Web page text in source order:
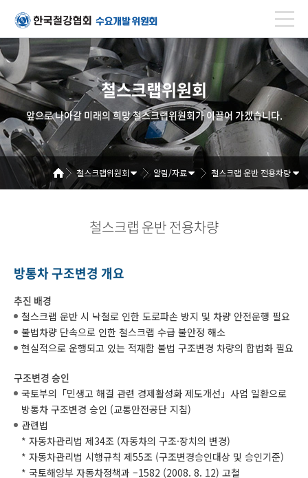
철스크랩위원회
앞으로 나아갈 미래의 희망 철스크랩위원회가 이끌어 가겠습니다.
철스크랩위원회 알림/자료 철스크랩 운반 전용차량
철스크랩 운반 전용차량
방통차 구조변경 개요
추진 배경
철스크랩 운반 시 낙철로 인한 도로파손 방지 및 차량 안전운행 필요
불법차량 단속으로 인한 철스크랩 수급 불안정 해소
현실적으로 운행되고 있는 적재함 불법 구조변경 차량의 합법화 필요
구조변경 승인
국토부의「민생고 해결 관련 경제활성화 제도개선」사업 일환으로
방통차 구조변경 승인 (교통안전공단 지침)
관련법
* 자동차관리법 제34조 (자동차의 구조·장치의 변경)
* 자동차관리법 시행규칙 제55조 (구조변경승인대상 및 승인기준)
* 국토해양부 자동차정책과 –1582 (2008. 8. 12) 고철